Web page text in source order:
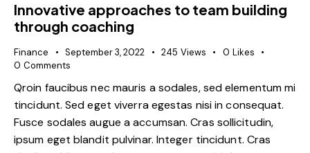
Innovative approaches to team building
through coaching
Finance September 3, 2022 245 Views 0 Likes
0 Comments
Qroin faucibus nec mauris a sodales, sed elementum mi
tincidunt. Sed eget viverra egestas nisi in consequat.
Fusce sodales augue a accumsan. Cras sollicitudin,
ipsum eget blandit pulvinar. Integer tincidunt. Cras